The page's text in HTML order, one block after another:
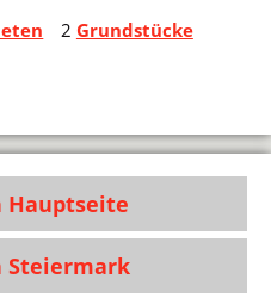
2 Grundstücke